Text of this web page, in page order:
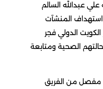
علي عبدالله السالم
استهداف المنشآت
الكويت الدولي فجر
الصحية ومتابعة
مفصل من الفريق